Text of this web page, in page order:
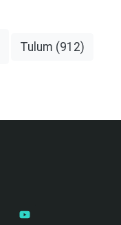
Tulum (912)